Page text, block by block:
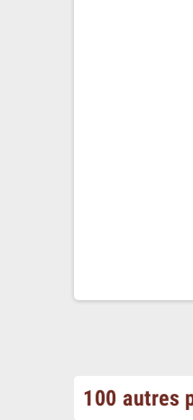
100 autres